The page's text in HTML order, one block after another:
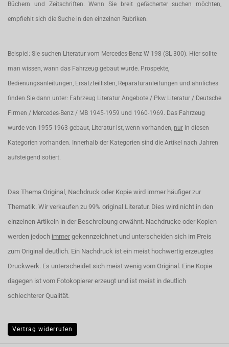
Büchern und Zeitschriften. Wenn Sie breit gefächerter suchen möchten,
empfiehlt sich die Suche in den einzelnen Rubriken.
Beispiel: Sie suchen Literatur vom Mercedes-Benz W 198 (SL 300). Hier sollte
man wissen, wann das Fahrzeug gebaut wurde. Prospekte,
Bedienungsanleitungen, Ersatzteillisten, Reparaturanleitungen und ähnliches
finden Sie dann unter: Fahrzeug Literatur Angebote / Pkw Literatur / Deutsche
Firmen / Mercedes-Benz / MB 1945-1959 und 1960-1969. Das Fahrzeug
wurde von 1955-1963 gebaut, Literatur ist, wenn vorhanden, nur in diesen
Kategorien vorhanden. Innerhalb der Kategorien sind die Artikel nach Jahren
aufsteigend sotiert.
Das Thema Original, Nachdruck oder Kopie wird immer häufiger zur
Thematik. Wir verkaufen zu 99% original Literatur. Dies wird nicht in den
einzelnen Artikeln in der Beschreibung erwähnt. Nachdrucke oder Kopien
werden jedoch immer gekennzeichnet und unterscheiden sich im Preis
zum Original deutlich. Ein Nachdruck ist ein meist hochwertig erzeugtes
Druckwerk. Es unterscheidet sich meist wenig vom Original. Eine Kopie
dagegen ist vom Fotokopierer erzeugt und ist meist in deutlich
schlechterer Qualität.
Vertrag widerrufen